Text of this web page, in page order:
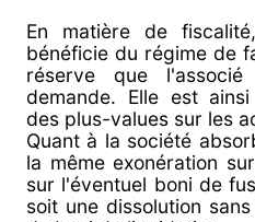
En matière de
bénéficie du régime de
réserve que
demande. Elle est
des plus-values sur les
Quant à la société
la même exonération
sur l'éventuel boni de
soit une dissolution